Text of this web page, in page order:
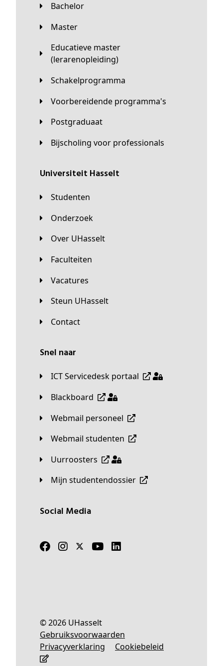
Bachelor
Master
Educatieve master
(lerarenopleiding)
Schakelprogramma
Voorbereidende programma's
Postgraduaat
Bijscholing voor professionals
universiteit Hasselt
Studenten
Onderzoek
Over UHasselt
Faculteiten
Vacatures
Steun UHasselt
Contact
Snel naar
ICT Servicedesk portaal
Blackboard
Webmail personeel
Webmail studenten
Uurroosters
Mijn studentendossier
Social Media
© 2026 UHasselt
Gebruiksvoorwaarden
Privacyverklaring
Cookiebeleid